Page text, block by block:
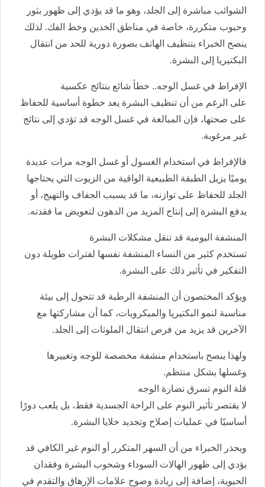
الشوائب مباشرة إلى الجلد، وهو ما قد يؤدي إلى ظهور بثور
وحبوب متكررة، خاصة في مناطق الخدين وخط الفك. لذلك
ينصح الخبراء بتنظيف الهاتف بصورة دورية للحد من انتقال
البكتيريا إلى البشرة.
الإفراط في غسل الوجه.. خطأ شائع بنتائج عكسية
على الرغم من أن تنظيف البشرة يعد خطوة أساسية للحفاظ
على صحتها، فإن المبالغة في غسل الوجه قد تؤدي إلى نتائج
غير مرغوبة.
فالإفراط في استخدام الغسول أو غسل الوجه مرات عديدة
يوميًا يزيل الطبقة الطبيعية الواقية من الزيوت التي يحتاجها
الجلد للحفاظ على توازنه، ما قد يسبب الجفاف والتهيج، أو
يدفع البشرة إلى إنتاج المزيد من الدهون لتعويض ما فقدته.
المنشفة اليومية قد تنقل مشكلات البشرة
تستخدم كثير من النساء المنشفة نفسها لفترات طويلة دون
التفكير في تأثير ذلك على البشرة.
ويؤكد المختصون أن المنشفة الرطبة قد تتحول إلى بيئة
مناسبة لنمو البكتيريا والميكروبات، كما أن مشاركتها مع
الآخرين قد يزيد من فرص انتقال الملوثات إلى الجلد.
ولهذا ينصح باستخدام منشفة مخصصة للوجه وتغييرها
وغسلها بشكل منتظم.
قلة النوم تسرق نضارة الوجه
لا يقتصر تأثير النوم على الراحة الجسدية فقط، بل يلعب دورًا
أساسيًا في عمليات إصلاح وتجديد خلايا البشرة.
ويحذر الخبراء من أن السهر المتكرر أو النوم غير الكافي قد
يؤدي إلى ظهور الهالات السوداء وشحوب البشرة وفقدان
الحيوية، إضافة إلى زيادة وضوح علامات الإرهاق والتقدم في